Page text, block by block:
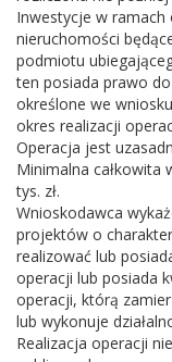
Inwestycje w ramach
nieruchomości
podmiotu
ten posiada prawo
określone we
okres realizacji
Operacja jest
Minimalna całkowita
tys. zł.
Wnioskodawca
projektów o
realizować lub
operacji lub posiada
operacji, którą
lub wykonuje
Realizacja operacji